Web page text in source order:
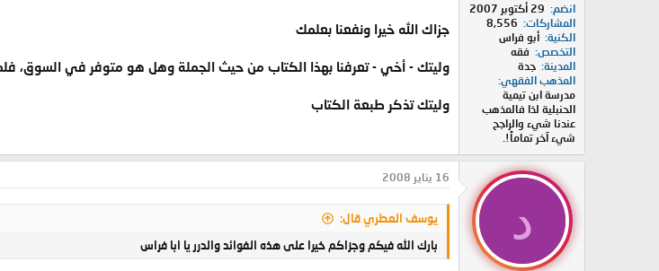
انضم
29 أكتوبر 2007
المشاركات
8,556
الكنية أبو فراس
التخصص
فقه
المدينة جدة
المذهب الفقهي
مدرسة ابن تيمية
الحنبلية لذا فالمذهب
عندنا شيء والراجح
شيء آخر تماماً!.
جزاك الله خيرا ونفعنا بعلمك
وليتك - أخي - تعرفنا بهذا الكتاب من حيث الجملة وهل هو متوفر في السوق،
وليتك تذكر طبعة الكتاب
د
16 يناير 2008
يوسف العطري قال:
بارك الله فيكم وجزاكم خيرا على هذه الفوائد والدرر يا ابا فراس